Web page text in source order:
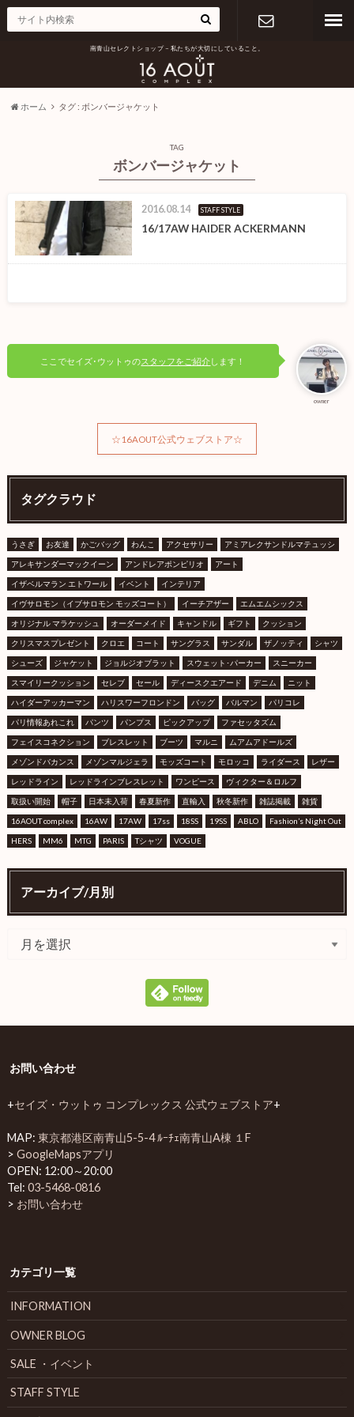
南青山セレクトショップ – 私たちが大切にしていること。
ホーム タグ : ボンバージャケット
TAG
ボンバージャケット
2016.08.14 STAFF STYLE
16/17AW HAIDER ACKERMANN
owner
ここでセイズ･ウットゥのスタッフをご紹介します！
☆16AOUT公式ウェブストア☆
タグクラウド
うさぎ お友達 かごバッグ わんこ アクセサリー アミアレクサンドルマテュッシ
アレキサンダーマックイーン アンドレアポンピリオ アート
イザベルマラン エトワール イベント インテリア
イヴサロモン（イブサロモン モッズコート） イーチアザー エムエムシックス
オリジナル マラケッシュ オーダーメイド キャンドル ギフト クッション
クリスマスプレゼント クロエ コート サングラス サンダル ザノッティ シャツ
シューズ ジャケット ジョルジオブラット スウェット･パーカー スニーカー
スマイリークッション セレブ セール ディースクエアード デニム ニット
ハイダーアッカーマン ハリスワーフロンドン バッグ バルマン パリコレ
パリ情報あれこれ パンツ パンプス ピックアップ ファセッタズム
フェイスコネクション ブレスレット ブーツ マルニ ムアムアドールズ
メゾンドバカンス メゾンマルジェラ モッズコート モロッコ ライダース レザー
レッドライン レッドラインブレスレット ワンピース ヴィクター＆ロルフ
取扱い開始 帽子 日本未入荷 春夏新作 直輸入 秋冬新作 雑誌掲載 雑貨
16AOUT complex 16AW 17AW 17ss 18SS 19SS ABLO Fashion’s Night Out
HERS MM6 MTG PARIS Tシャツ VOGUE
アーカイブ/月別
お問い合わせ
+セイズ・ウットゥ コンプレックス 公式ウェブストア+
MAP: 東京都港区南青山5-5-4 ﾙｰﾁｪ南青山A棟 １F
> GoogleMapsアプリ
OPEN: 12:00～20:00
Tel: 03-5468-0816
> お問い合わせ
カテゴリ一覧
INFORMATION
OWNER BLOG
SALE ・イベント
STAFF STYLE